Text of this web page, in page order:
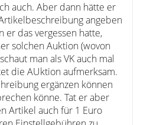
auch. Aber dann hätte er
angeben
er das vergessen hatte,
solchen Auktion (wovon
man als VK auch mal
die AUktion aufmerksam.
ergänzen können
könne. Tat er aber
Artikel auch für 1 Euro